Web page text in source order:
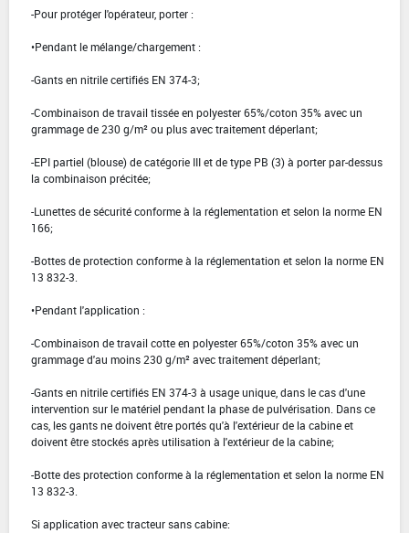
-Pour protéger l'opérateur, porter :
•Pendant le mélange/chargement :
-Gants en nitrile certifiés EN 374-3;
-Combinaison de travail tissée en polyester 65%/coton 35% avec un
grammage de 230 g/m² ou plus avec traitement déperlant;
-EPI partiel (blouse) de catégorie III et de type PB (3) à porter par-dessus
la combinaison précitée;
-Lunettes de sécurité conforme à la réglementation et selon la norme EN
166;
-Bottes de protection conforme à la réglementation et selon la norme EN
13 832-3.
•Pendant l'application :
-Combinaison de travail cotte en polyester 65%/coton 35% avec un
grammage d'au moins 230 g/m² avec traitement déperlant;
-Gants en nitrile certifiés EN 374-3 à usage unique, dans le cas d'une
intervention sur le matériel pendant la phase de pulvérisation. Dans ce
cas, les gants ne doivent être portés qu'à l'extérieur de la cabine et
doivent être stockés après utilisation à l'extérieur de la cabine;
-Botte des protection conforme à la réglementation et selon la norme EN
13 832-3.
Si application avec tracteur sans cabine: